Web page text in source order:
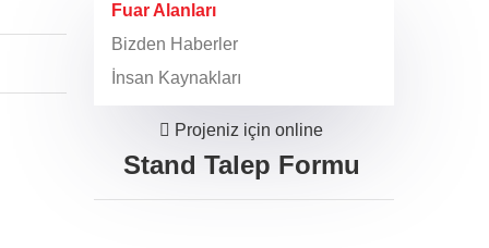
Fuar Alanları
Bizden Haberler
İnsan Kaynakları
Projeniz için online
Stand Talep Formu